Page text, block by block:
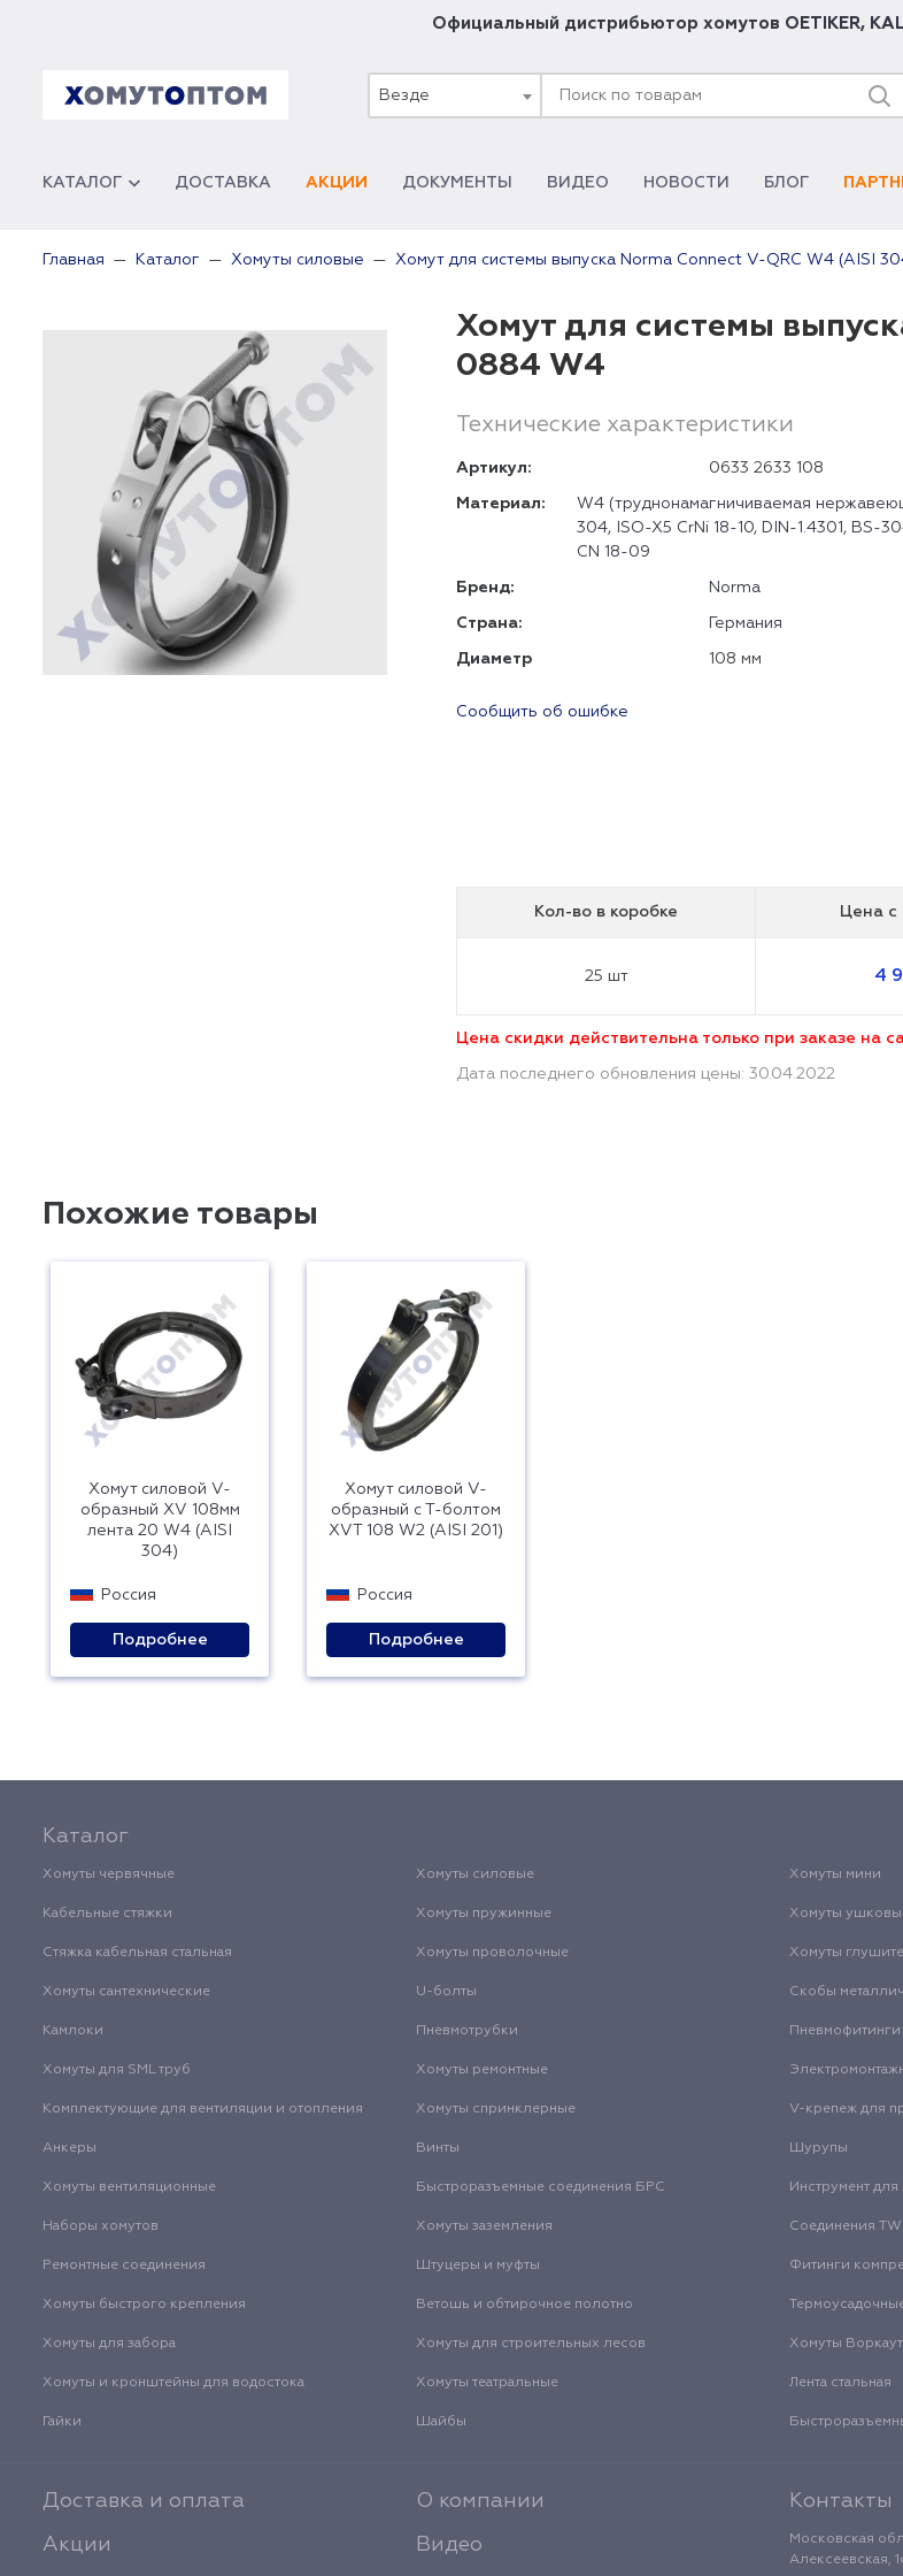
Официальный дистрибьютор хомутов OETIKER,
Везде
КАТАЛОГ ДОСТАВКА АКЦИИ ДОКУМЕНТЫ ВИДЕО НОВОСТИ БЛОГ
Главная Каталог Хомуты силовые Хомут для системы выпуска Norma Connect V-QRC W4 (AISI
Хомут для системы
0884 W4
Технические характеристики
Артикул: 0633 2633 108
Материал:
W4 (труднонамагничиваемая
304, ISO-X5 CrNi 18-10, DIN-1.4301, BS-
CN 18-09
Бренд: Norma
Страна: Германия
Диаметр 108 мм
Сообщить об ошибке
Кол-во в коробке Цена
25 шт 4
Цена скидки действительна только при заказе на
Дата последнего обновления цены: 30.04.2022
Похожие товары
Хомут силовой V-
образный XV 108мм
лента 20 W4 (AISI
304)
Россия
Подробнее
Хомут силовой V-
образный с Т-болтом
XVT 108 W2 (AISI 201)
Россия
Подробнее
Каталог
Хомуты червячные Хомуты силовые Хомуты мини
Кабельные стяжки Хомуты пружинные Хомуты
Стяжка кабельная стальная Хомуты проволочные Хомуты
Хомуты сантехнические U-болты Скобы
Камлоки Пневмотрубки Пневмофитинги
Хомуты для SML труб Хомуты ремонтные
Комплектующие для вентиляции и отопления Хомуты спринклерные V-крепеж для
Анкеры Винты Шурупы
Хомуты вентиляционные Быстроразъемные соединения БРС Инструмент для
Наборы хомутов Хомуты заземления Соединения TW
Ремонтные соединения Штуцеры и муфты Фитинги
Хомуты быстрого крепления Ветошь и обтирочное полотно
Хомуты для забора Хомуты для строительных лесов Хомуты Воркаут
Хомуты и кронштейны для водостока Хомуты театральные Лента стальная
Гайки Шайбы
Доставка и оплата
Акции
О компании
Видео
Контакты
Московская
Алексеевская,